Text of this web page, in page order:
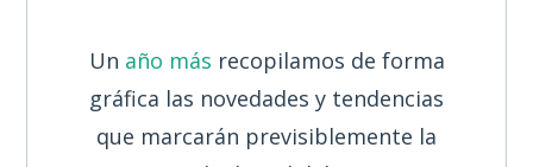
Un año más recopilamos de forma
gráfica las novedades y tendencias
que marcarán previsiblemente la